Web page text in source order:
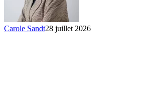
Carole Sandt28 juillet 2026